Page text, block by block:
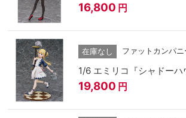
16,800 円
在庫なし ファットカンパニ
1/6 エミリコ『シャドーハ
19,800 円